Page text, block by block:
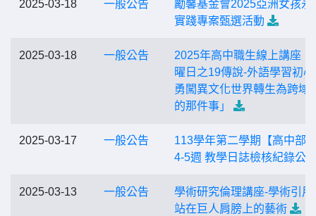
2025-03-18 一般公告
勵馨基金會2025亞洲女孩永
實踐專案甄選活動
2025-03-18 一般公告
2025年高中職生線上講座「
曜日之19傳說-外語學習初
勇闖異文化世界轉生為跨域
的那件事」
2025-03-17 一般公告
113學年第二學期【高中部
4-5週 教學日誌檢核紀錄公
2025-03-13 一般公告
學術研究倫理講座-學術引用
站在巨人肩膀上的藝術